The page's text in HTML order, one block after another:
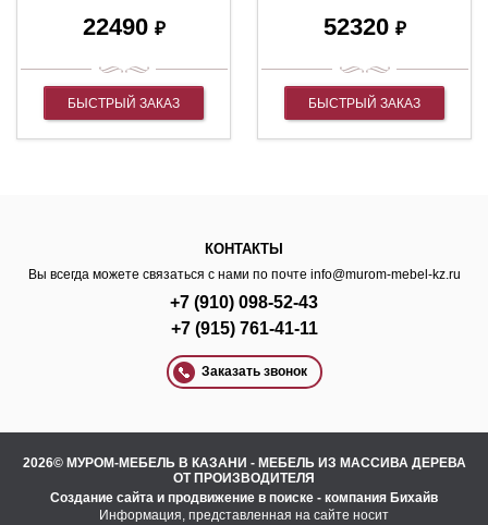
22490 ₽
БЫСТРЫЙ ЗАКАЗ
52320 ₽
БЫСТРЫЙ ЗАКАЗ
КОНТАКТЫ
Вы всегда можете связаться с нами по почте info@murom-mebel-kz.ru
+7 (910) 098-52-43
+7 (915) 761-41-11
Заказать звонок
2026© МУРОМ-МЕБЕЛЬ В КАЗАНИ - МЕБЕЛЬ ИЗ МАССИВА ДЕРЕВА
ОТ ПРОИЗВОДИТЕЛЯ
Создание сайта и продвижение в поиске - компания Бихайв
Информация, представленная на сайте носит